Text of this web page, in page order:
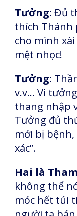
Tưởng: Đủ
thích Thánh
cho mình
mệt nhọc!
Tưởng:
v.v… Vì
thang nhập
Tưởng đủ
mới bị bệnh,
xác”.
Hai là Tham
không thể
móc hết túi